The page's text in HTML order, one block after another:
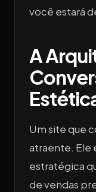
você estará
A
Um site que
atraente. Ele
estratégica
de vendas